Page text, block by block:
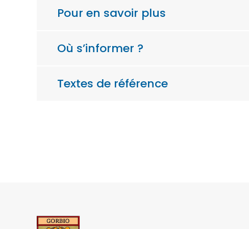
Pour en savoir plus
Où s’informer ?
Textes de référence